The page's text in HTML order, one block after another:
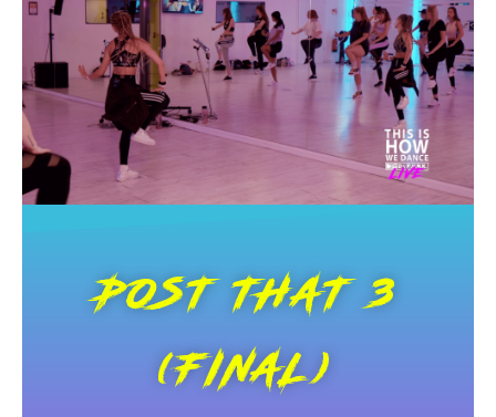
POST THAT 3
(FINAL)